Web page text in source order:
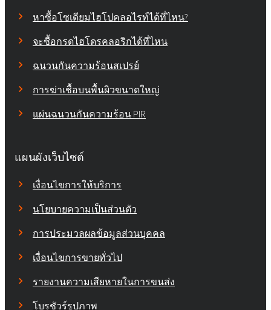
หาซื้อโซเดียมไฮโปคลอไรท์ได้ที่ไหน?
จะซื้อกรดไฮโดรคลอริกได้ที่ไหน
ฉนวนกันความร้อนสเปรย์
การฆ่าเชื้อบนพื้นผิวขนาดใหญ่
แผ่นฉนวนกันความร้อน PIR
แผนผังเว็บไซต์
เงื่อนไขการให้บริการ
นโยบายความเป็นส่วนตัว
การประมวลผลข้อมูลส่วนบุคคล
เงื่อนไขการขายทั่วไป
รายงานความเสียหายในการขนส่ง
โบรชัวร์รูปภาพ